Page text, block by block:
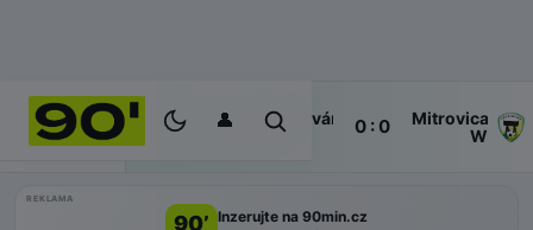
👤
ŽIVĚ 52'
Ferencváros
W
0 : 0
Mitrovica
W
REKLAMA
90’ Inzerujte na 90min.cz